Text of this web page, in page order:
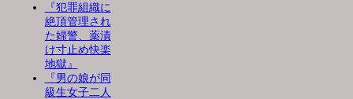
『犯罪組織に
絶頂管理され
た婦警、薬漬
け寸止め快楽
地獄』
『男の娘が同
級生女子二人